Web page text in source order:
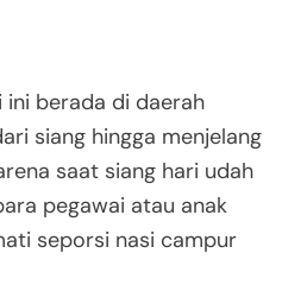
ini berada di daerah
siang hingga menjelang
saat siang hari udah
pegawai atau anak
seporsi nasi campur